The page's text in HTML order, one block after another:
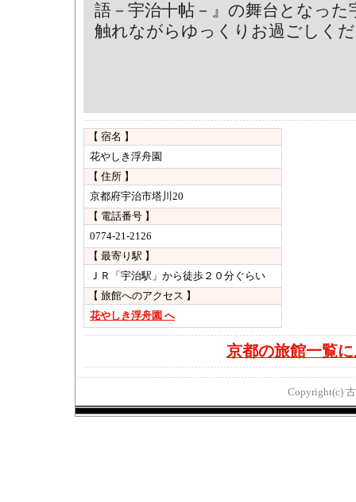
語－宇治十帖－』の舞台となった
触れながらゆっくりお過ごしく
【 宿名 】
花やしき浮舟園
【 住所 】
京都府宇治市塔川20
【 電話番号 】
0774-21-2126
【 最寄り駅 】
ＪＲ「宇治駅」から徒歩２０分ぐらい
【 旅館へのアクセス 】
花やしき浮舟園 へ
京都の旅館一覧
Copyright(c)